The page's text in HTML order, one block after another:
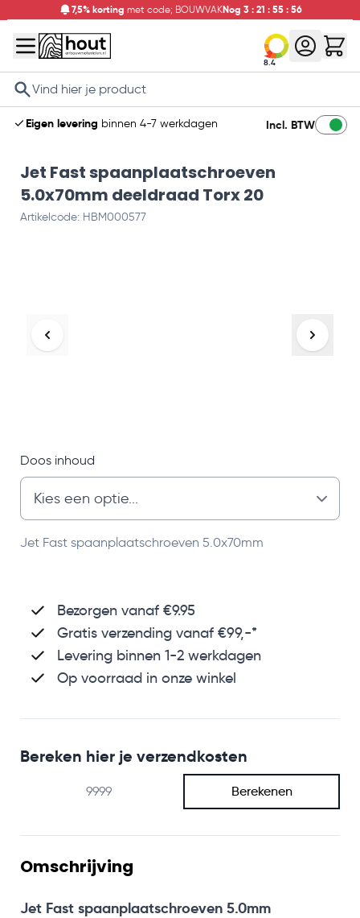
7,5% korting met code; BOUWVAKNog 3 : 21 : 55 : 55
8.4
Search
Eigen levering binnen 4-7 werkdagen Incl. BTW
Jet Fast spaanplaatschroeven
5.0x70mm deeldraad Torx 20
Artikelcode: HBM000577
Doos inhoud
Jet Fast spaanplaatschroeven 5.0x70mm
Bezorgen vanaf €9.95
Gratis verzending vanaf €99,-*
Levering binnen 1-2 werkdagen
Op voorraad in onze winkel
Bereken hier je verzendkosten
Berekenen
Omschrijving
Jet Fast spaanplaatschroeven 5.0mm